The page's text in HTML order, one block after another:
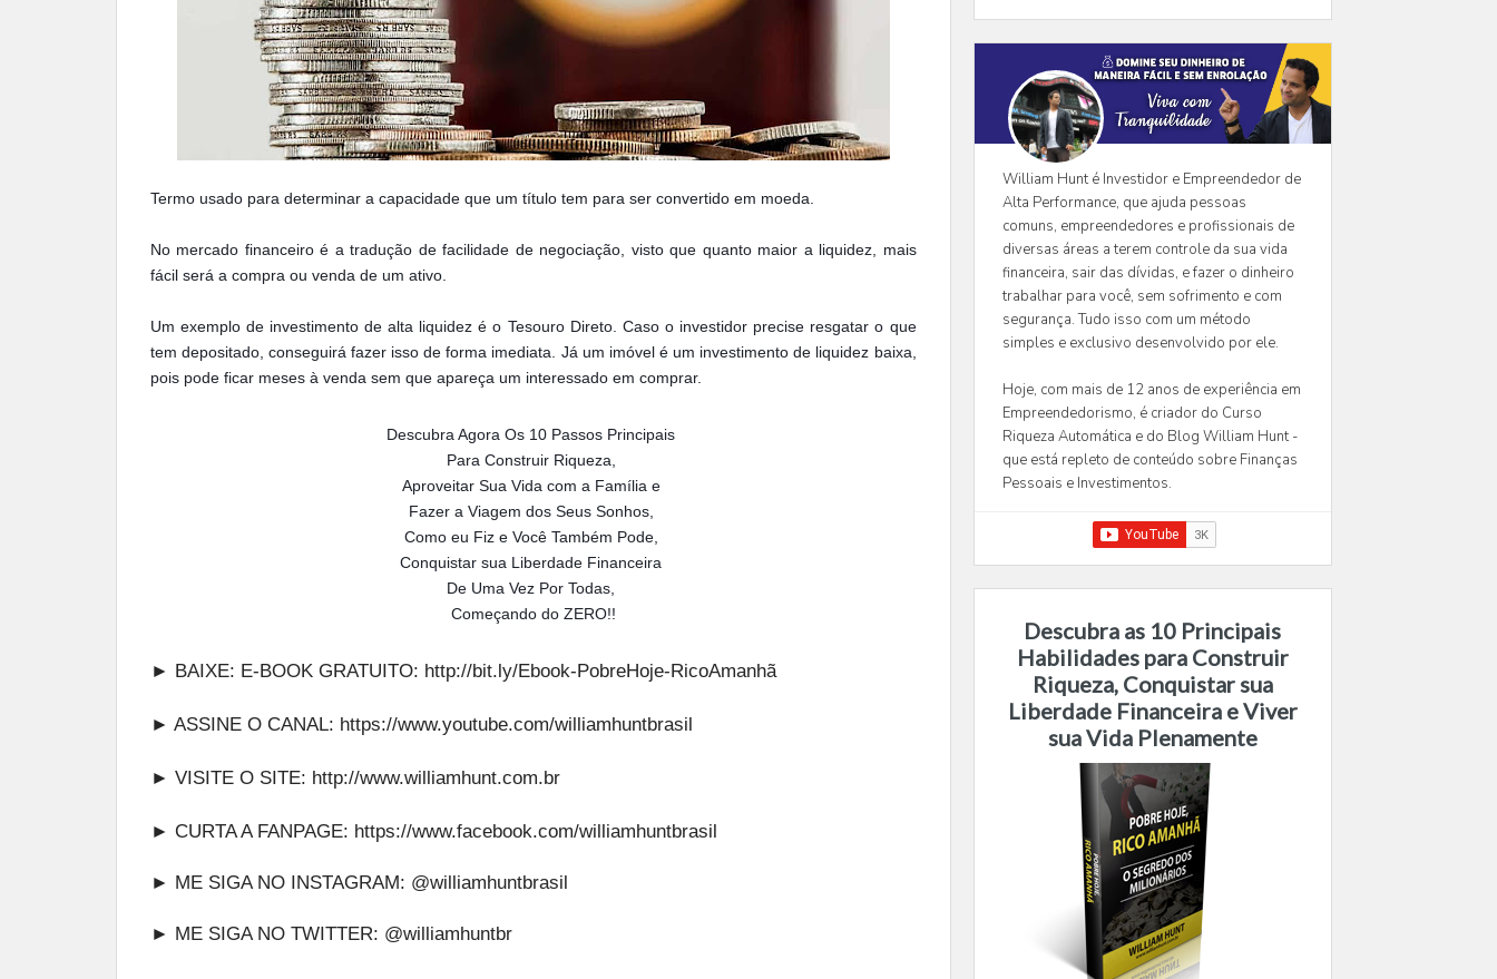
Termo usado para determinar a capacidade que um título tem para ser convertido em moeda.
No mercado financeiro é a tradução de facilidade de negociação, visto que quanto maior a liquidez, mais
fácil será a compra ou venda de um ativo.
Um exemplo de investimento de alta liquidez é o Tesouro Direto. Caso o investidor precise resgatar o que
tem depositado, conseguirá fazer isso de forma imediata. Já um imóvel é um investimento de liquidez baixa,
pois pode ficar meses à venda sem que apareça um interessado em comprar.
Descubra Agora Os 10 Passos Principais
Para Construir Riqueza,
Aproveitar Sua Vida com a Família e
Fazer a Viagem dos Seus Sonhos,
Como eu Fiz e Você Também Pode,
Conquistar sua Liberdade Financeira
De Uma Vez Por Todas,
Começando do ZERO!!
► BAIXE: E-BOOK GRATUITO: http://bit.ly/Ebook-PobreHoje-RicoAmanhã
► ASSINE O CANAL: https://www.youtube.com/williamhuntbrasil
► VISITE O SITE: http://www.williamhunt.com.br
► CURTA A FANPAGE: https://www.facebook.com/williamhuntbrasil
► ME SIGA NO INSTAGRAM: @williamhuntbrasil
► ME SIGA NO TWITTER: @williamhuntbr
William Hunt é Investidor e Empreendedor de
Alta Performance, que ajuda pessoas
comuns, empreendedores e profissionais de
diversas áreas a terem controle da sua vida
financeira, sair das dívidas, e fazer o dinheiro
trabalhar para você, sem sofrimento e com
segurança. Tudo isso com um método
simples e exclusivo desenvolvido por ele.
Hoje, com mais de 12 anos de experiência em
Empreendedorismo, é criador do Curso
Riqueza Automática e do Blog William Hunt -
que está repleto de conteúdo sobre Finanças
Pessoais e Investimentos.
Descubra as 10 Principais
Habilidades para Construir
Riqueza, Conquistar sua
Liberdade Financeira e Viver
sua Vida Plenamente